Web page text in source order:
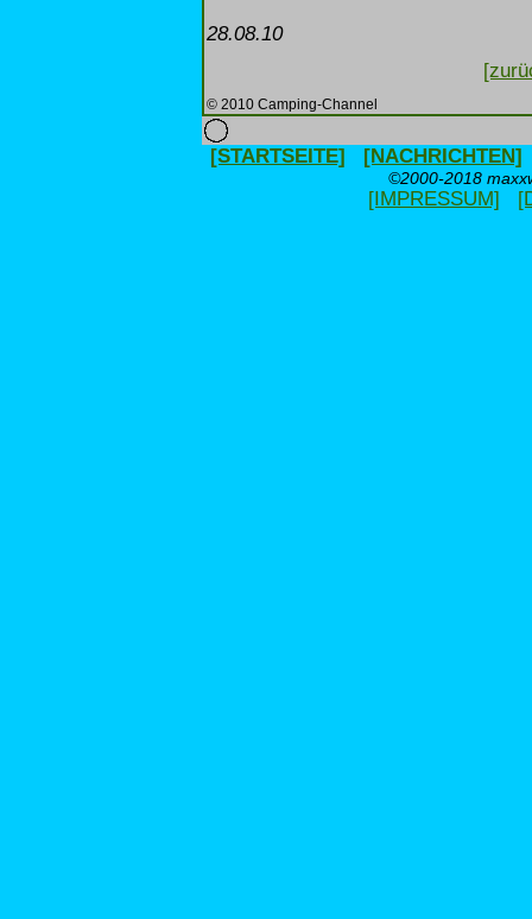
28.08.10
© 2010 Camping-Channel
[STARTSEITE] [NACHRICHTEN]
©2000-2018
[IMPRESSUM]